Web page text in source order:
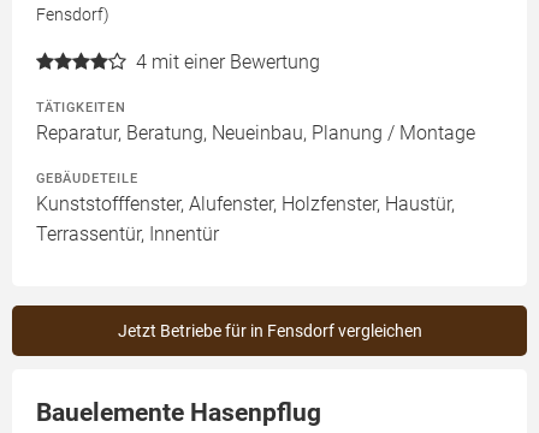
Fensdorf)
4 mit einer Bewertung
TÄTIGKEITEN
Reparatur, Beratung, Neueinbau, Planung / Montage
GEBÄUDETEILE
Kunststofffenster, Alufenster, Holzfenster, Haustür,
Terrassentür, Innentür
Jetzt Betriebe für in Fensdorf vergleichen
Bauelemente Hasenpflug